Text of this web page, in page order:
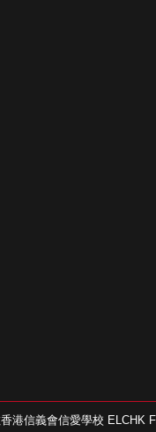
港信義會信愛學校 ELCHK